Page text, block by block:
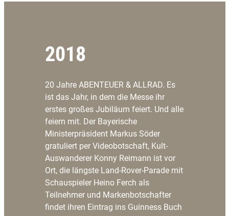
2018
20 Jahre ABENTEUER & ALLRAD. Es
ist das Jahr, in dem die Messe ihr
erstes großes Jubiläum feiert. Und alle
feiern mit. Der Bayerische
Ministerpräsident Markus Söder
gratuliert per Videobotschaft, Kult-
Auswanderer Konny Reimann ist vor
Ort, die längste Land-Rover-Parade mit
Schauspieler Heino Ferch als
Teilnehmer und Markenbotschafter
findet ihren Eintrag ins Guinness Buch